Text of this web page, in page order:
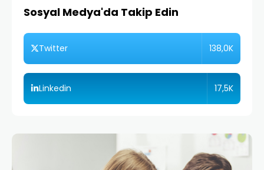
Sosyal Medya'da Takip Edin
Twitter 138,0K
Linkedin 17,5K